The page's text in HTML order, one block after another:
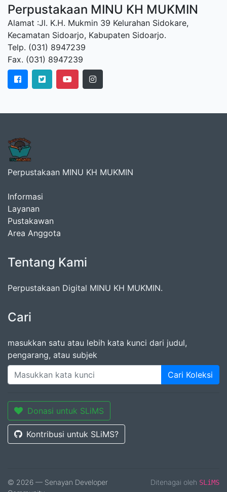
Perpustakaan MINU KH MUKMIN
Alamat :Jl. K.H. Mukmin 39 Kelurahan Sidokare,
Kecamatan Sidoarjo, Kabupaten Sidoarjo.
Telp. (031) 8947239
Fax. (031) 8947239
Perpustakaan MINU KH MUKMIN
Informasi
Layanan
Pustakawan
Area Anggota
Tentang Kami
Perpustakaan Digital MINU KH MUKMIN.
Cari
masukkan satu atau lebih kata kunci dari judul,
pengarang, atau subjek
Cari Koleksi
Donasi untuk SLiMS
Kontribusi untuk SLiMS?
© 2026 — Senayan Developer
Ditenagai oleh SLiMS